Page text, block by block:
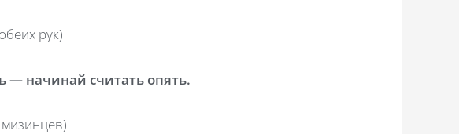
рук)
— начинай считать опять.